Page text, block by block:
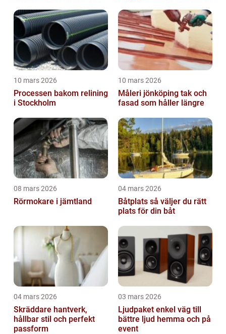
10 mars 2026
Processen bakom relining
i Stockholm
10 mars 2026
Måleri jönköping tak och
fasad som håller längre
08 mars 2026
Rörmokare i jämtland
04 mars 2026
Båtplats så väljer du rätt
plats för din båt
04 mars 2026
Skräddare hantverk,
hållbar stil och perfekt
passform
03 mars 2026
Ljudpaket enkel väg till
bättre ljud hemma och på
event